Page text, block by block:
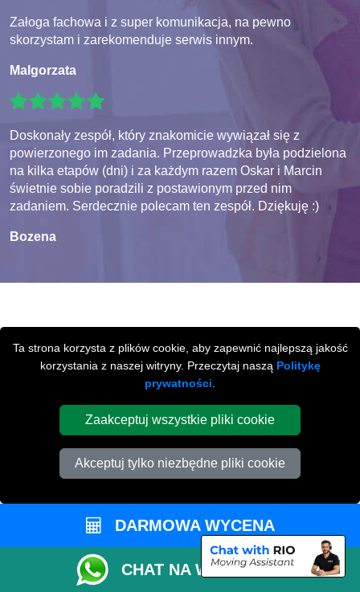
Ta strona korzysta z plików cookie, aby zapewnić najlepszą jakość
korzystania z naszej witryny. Przeczytaj naszą Politykę
prywatności
Zaakceptuj wszystkie pliki cookie
Akceptuj tylko niezbędne pliki cookie
Załoga fachowa i z super komunikacja, na pewno
skorzystam i zarekomenduje serwis innym.
Malgorzata
Doskonały zespół, który znakomicie wywiązał się z
powierzonego im zadania. Przeprowadzka była podzielona
na kilka etapów (dni) i za każdym razem Oskar i Marcin
świetnie sobie poradzili z postawionym przed nim
zadaniem. Serdecznie polecam ten zespół. Dziękuję :)
Bozena
PRZEPROWADZKIZ / LUB DO
PETERBOROUGH
Międzymiastoweprzeprowadzki z / lub do
DARMOWA WYCENA
CHAT NA WHATSAPP